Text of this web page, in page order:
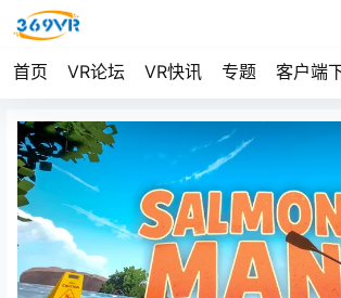
首页 VR论坛 VR快讯 专题 客户端